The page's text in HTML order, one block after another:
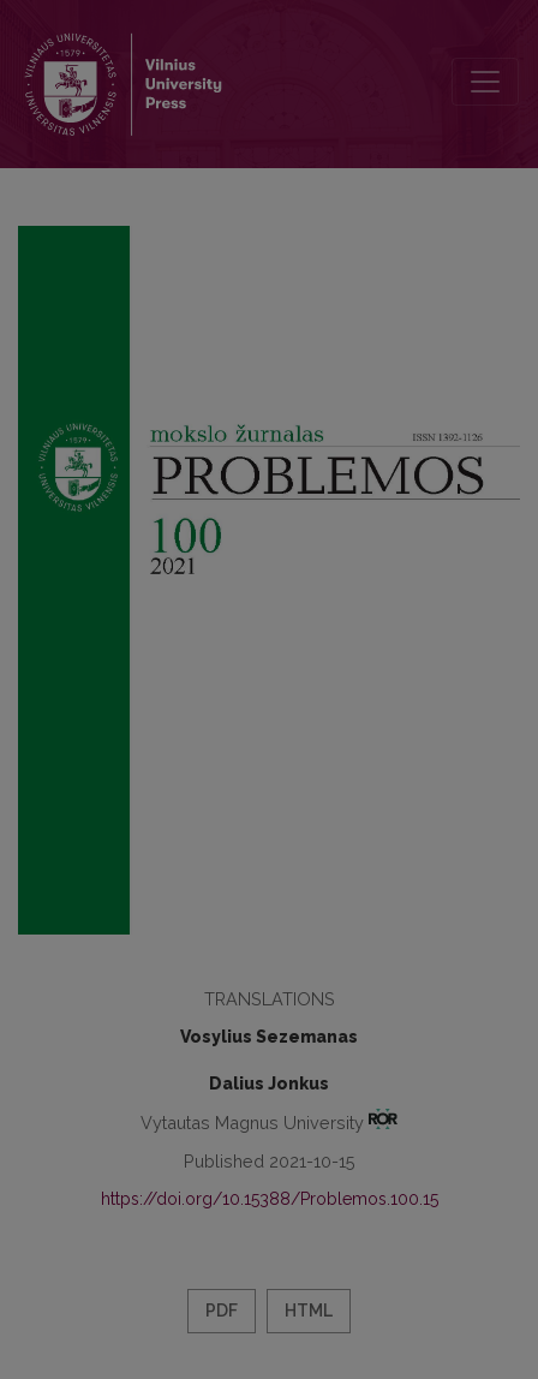
TRANSLATIONS
Vosylius Sezemanas
Dalius Jonkus
Vytautas Magnus University
Published 2021-10-15
https://doi.org/10.15388/Problemos.100.15
PDF HTML